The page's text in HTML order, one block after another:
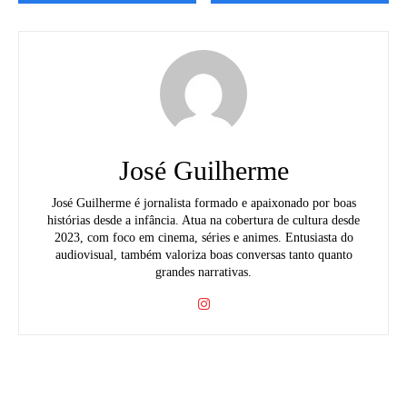
José Guilherme
José Guilherme é jornalista formado e apaixonado por boas
histórias desde a infância. Atua na cobertura de cultura desde
2023, com foco em cinema, séries e animes. Entusiasta do
audiovisual, também valoriza boas conversas tanto quanto
grandes narrativas.